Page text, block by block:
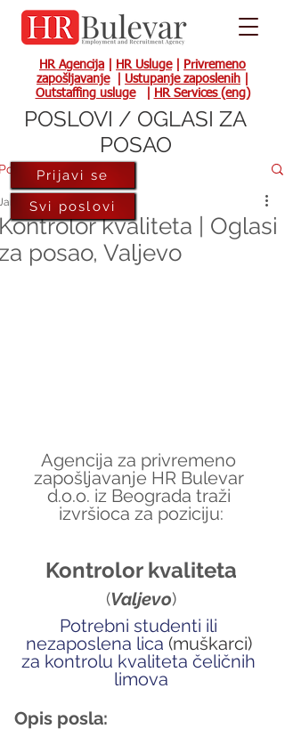
HR Agencija HR Usluge|
Privremeno
zapošljavanje| Ustupanje zaposlenih
Outstaffing usluge| HR Services (eng)
kvaliteta | Oglasi
posao, Valjevo
13, 2022
Agencija za privremeno
zapošljavanje HR Bulevar
d.o.o. iz Beograda traži
izvršioca za poziciju:
Kontrolor kvaliteta
(Valjevo)
Potrebni studenti ili
nezaposlena lica (muškarci)
za kontrolu kvaliteta čeličnih
limova
Opis posla:
Prijavi se
Svi poslovi
POSLOVI / OGLASI ZA
POSAO